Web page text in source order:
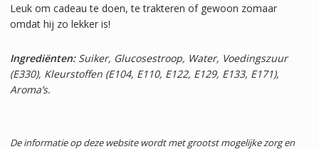
Leuk om cadeau te doen, te trakteren of gewoon zomaar
omdat hij zo lekker is!
Ingrediënten:Suiker, Glucosestroop, Water, Voedingszuur
(E330), Kleurstoffen (E104, E110, E122, E129, E133, E171),
Aroma’s.
De informatie op deze website wordt met grootst mogelijke zorg en